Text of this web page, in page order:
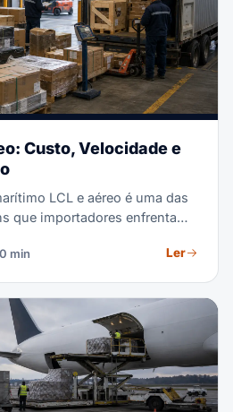
Custo, Velocidade e
LCL e aéreo é uma das
que importadores enfrentam.
de mercado. Este
escolher otimamente.
min Ler